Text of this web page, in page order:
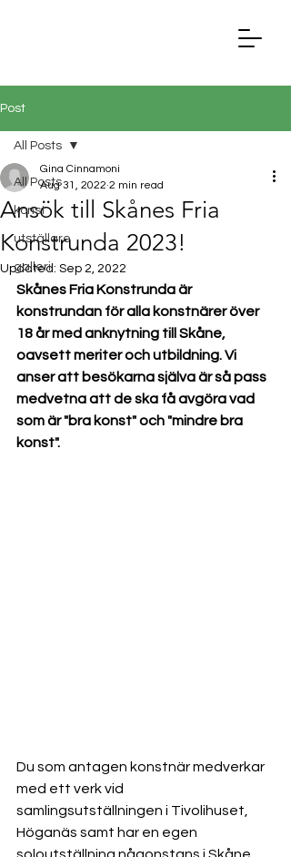
Post
All Posts
konst
utställare
galleri
All Posts
Ansök till Skånes Fria
Konstrunda 2023!
Gina Cinnamoni
Aug 31, 2022 2 min read
Updated: Sep 2, 2022
Skånes Fria Konstrunda är
konstrundan för alla konstnärer över
18 år med anknytning till Skåne,
oavsett meriter och utbildning. Vi
anser att besökarna själva är så pass
medvetna att de ska få avgöra vad
som är "bra konst" och "mindre bra
konst".
Du som antagen konstnär medverkar
med ett verk vid
samlingsutställningen i Tivolihuset,
Höganäs samt har en egen